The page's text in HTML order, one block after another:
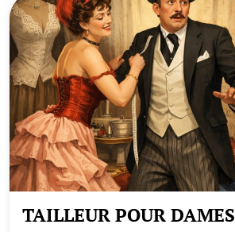
TAILLEUR POUR DAMES